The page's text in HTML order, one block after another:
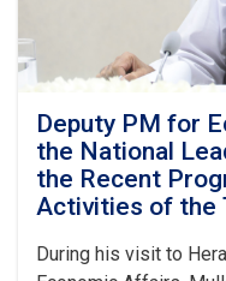
Deputy PM for
the National
the Recent
Activities of the
During his visit to